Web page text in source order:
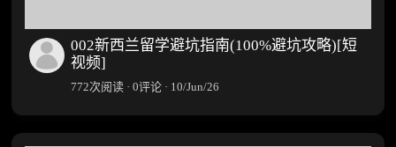
002新西兰留学避坑指南(100%避坑攻略)[短
视频]
772次阅读 · 0评论 · 10/Jun/26